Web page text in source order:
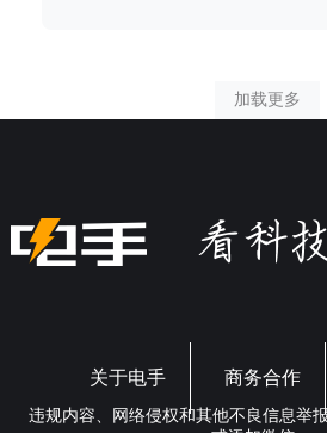
加载更多
关于电手 商务合作
违规内容、网络侵权和其他不良信息举